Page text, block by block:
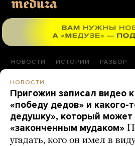
НОВОСТИ ИСТОРИИ РАЗБОР
НОВОСТИ
Пригожин записал видео
«победу дедов» и какого-
дедушку», который может
«законченным мудаком»
угадать, кого он имел в